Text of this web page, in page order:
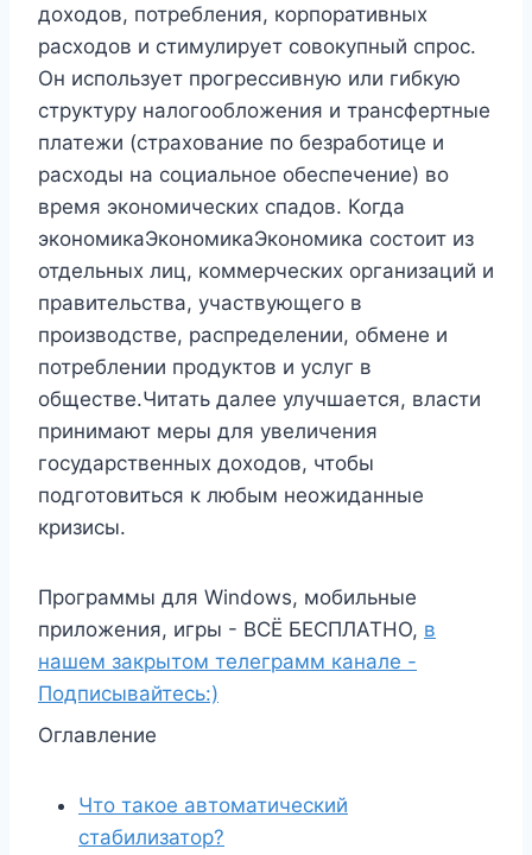
доходов, потребления, корпоративных
расходов и стимулирует совокупный спрос.
Он использует прогрессивную или гибкую
структуру налогообложения и трансфертные
платежи (страхование по безработице и
расходы на социальное обеспечение) во
время экономических спадов. Когда
экономикаЭкономикаЭкономика состоит из
отдельных лиц, коммерческих организаций и
правительства, участвующего в
производстве, распределении, обмене и
потреблении продуктов и услуг в
обществе.Читать далее улучшается, власти
принимают меры для увеличения
государственных доходов, чтобы
подготовиться к любым неожиданные
кризисы.
Программы для Windows, мобильные
приложения, игры - ВСЁ БЕСПЛАТНО, в
нашем закрытом телеграмм канале -
Подписывайтесь:)
Оглавление
Что такое автоматический
стабилизатор?